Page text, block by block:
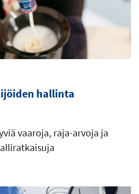
hallinta
vaaroja, raja-arvoja ja